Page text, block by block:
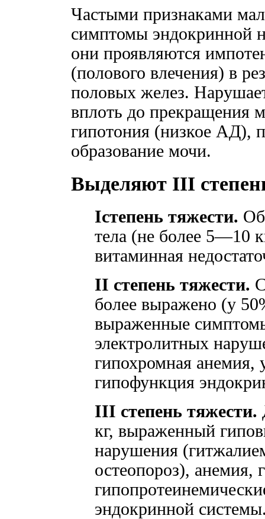
Частыми признаками
симптомы эндокринной
они проявляются
(полового влечения) в
половых желез.
вплоть до прекращения
гипотония (низкое АД),
образование мочи.
Выделяют III
Iстепень тяжести.
тела (не более 5—10
витаминная
II степень тяжести.
более выражено (у
выраженные
электролитных
гипохромная
гипофункция
III степень тяжести.
кг, выраженный
нарушения
остеопороз), анемия,
эндокринной